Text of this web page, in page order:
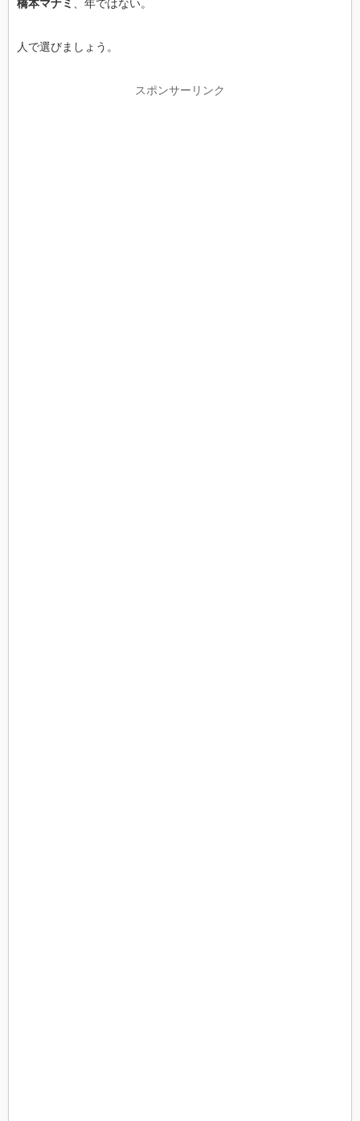
橋本マナミ 、年ではない。
人で選びましょう。
スポンサーリンク